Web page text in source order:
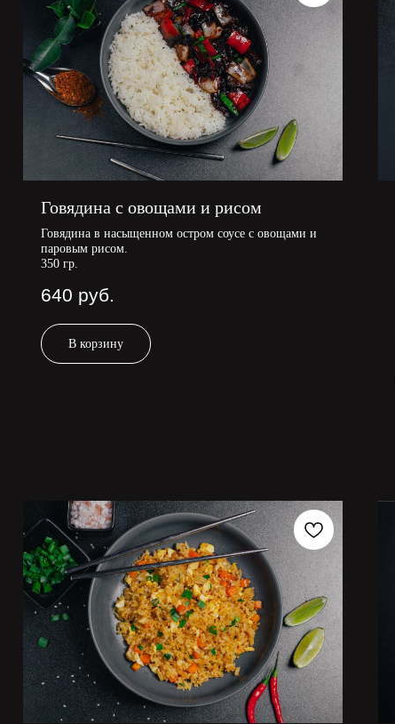
Говядина с овощами и рисом
Говядина в насыщенном остром соусе с овощами и
паровым рисом.
350 гр.
640 руб.
В корзину